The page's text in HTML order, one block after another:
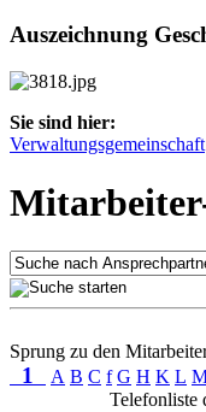
Auszeichnung
Sie sind hier:
Verwaltungsgemeinschaft
Sprung zu den
1 A B C f G H K L
Telefonliste